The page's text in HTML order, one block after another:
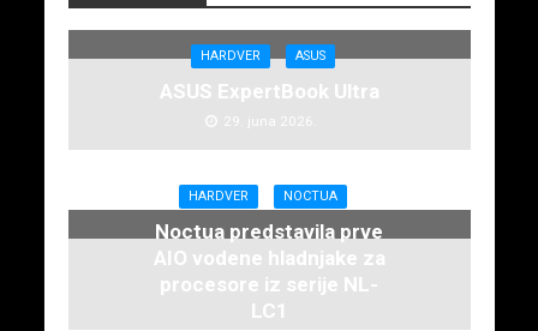
HARDVER ASUS
ASUS ExpertBook Ultra
29. juna 2026.
HARDVER NOCTUA
Noctua predstavila prve
AIO vodene hladnjake za
procesore iz serije NL-
LC1